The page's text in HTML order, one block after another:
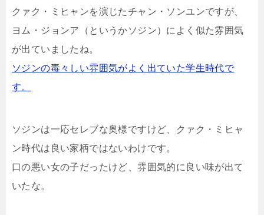
クァク・ミヒャンを演じたチャン・ソンユンですが、
ヨム・ジョンア（というかソジン）によく似た雰囲気
が出ていましたね。
ソジンの毒々しい雰囲気がよく出ていた学生時代で
す。
ソジンは一応セレブな奥様ですけど、クァク・ミヒャ
ン時代は良い家柄ではないわけです。
口の悪い女の子だったけど、雰囲気的に良い味が出て
いたな。